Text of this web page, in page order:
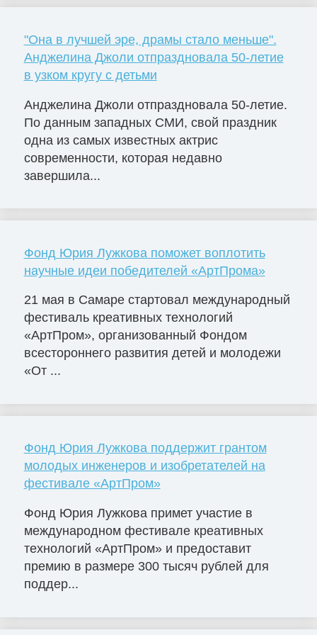
"Она в лучшей эре, драмы стало меньше".
Анджелина Джоли отпраздновала 50-летие
в узком кругу с детьми
Анджелина Джоли отпраздновала 50-летие.
По данным западных СМИ, свой праздник
одна из самых известных актрис
современности, которая недавно
завершила...
Фонд Юрия Лужкова поможет воплотить
научные идеи победителей «АртПрома»
21 мая в Самаре стартовал международный
фестиваль креативных технологий
«АртПром», организованный Фондом
всестороннего развития детей и молодежи
«От ...
Фонд Юрия Лужкова поддержит грантом
молодых инженеров и изобретателей на
фестивале «АртПром»
Фонд Юрия Лужкова примет участие в
международном фестивале креативных
технологий «АртПром» и предоставит
премию в размере 300 тысяч рублей для
поддер...